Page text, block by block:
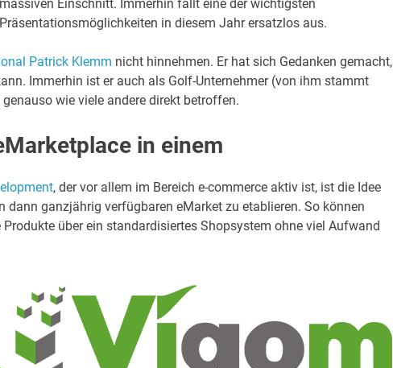
massiven Einschnitt. Immerhin fällt eine der wichtigsten
Präsentationsmöglichkeiten in diesem Jahr ersatzlos aus.
Patrick Klemm nicht hinnehmen. Er hat sich Gedanken gemacht,
Immerhin ist er auch als Golf-Unternehmer (von ihm stammt
genauso wie viele andere direkt betroffen.
in einem
, der vor allem im Bereich e-commerce aktiv ist, ist die Idee
ganzjährig verfügbaren eMarket zu etablieren. So können
über ein standardisiertes Shopsystem ohne viel Aufwand